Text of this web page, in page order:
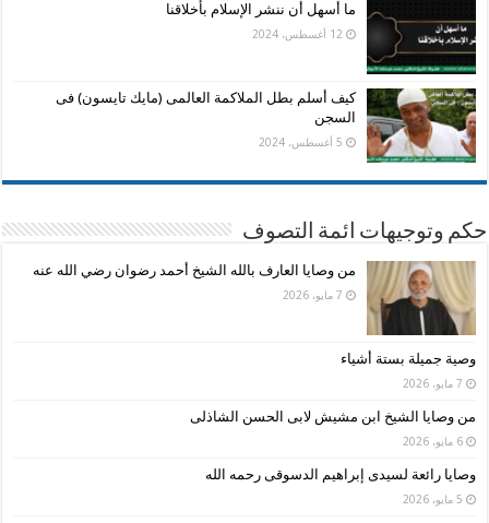
ما أسهل أن ننشر الإسلام بأخلاقنا
12 أغسطس، 2024
كيف أسلم بطل الملاكمة العالمى (مايك تايسون) فى
السجن
5 أغسطس، 2024
حكم وتوجيهات ائمة التصوف
من وصايا العارف بالله الشيخ أحمد رضوان رضي الله عنه
7 مايو، 2026
وصية جميلة بستة أشياء
7 مايو، 2026
من وصايا الشيخ ابن مشيش لابى الحسن الشاذلى
6 مايو، 2026
وصايا رائعة لسيدى إبراهيم الدسوقى رحمه الله
5 مايو، 2026